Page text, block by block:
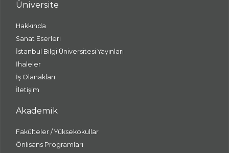
Üniversite
Hakkında
Sanat Eserleri
İstanbul Bilgi Üniversitesi Yayınları
İhaleler
İş Olanakları
İletişim
Akademik
Fakülteler / Yüksekokullar
Önlisans Programları